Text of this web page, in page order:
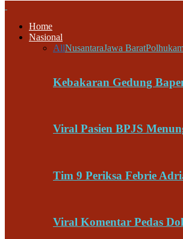
Home
Nasional
AllNusantaraJawa Barat
Kebakaran Gedung
Viral Pasien BPJS
Tim 9 Periksa Febrie
Viral Komentar Pedas